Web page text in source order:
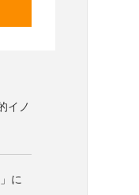
イノ
に